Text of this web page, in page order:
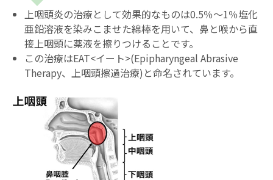
上咽頭炎の治療として効果的なものは0.5％～1％塩化
亜鉛溶液を染みこませた綿棒を用いて、鼻と喉から直
接上咽頭に薬液を擦りつけることです。
この治療はEAT<イート>(Epipharyngeal Abrasive
Therapy、上咽頭擦過治療)と命名されています。